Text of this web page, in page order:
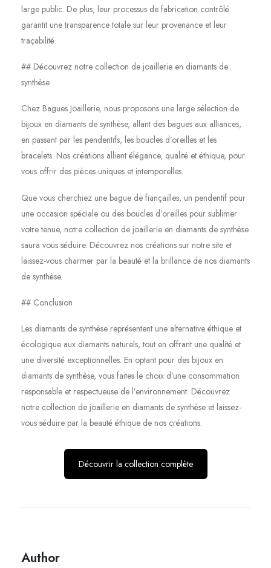
large public. De plus, leur processus de fabrication contrôlé
garantit une transparence totale sur leur provenance et leur
traçabilité.
## Découvrez notre collection de joaillerie en diamants de
synthèse
Chez Bagues Joaillerie, nous proposons une large sélection de
bijoux en diamants de synthèse, allant des bagues aux alliances,
en passant par les pendentifs, les boucles d’oreilles et les
bracelets. Nos créations allient élégance, qualité et éthique, pour
vous offrir des pièces uniques et intemporelles.
Que vous cherchiez une bague de fiançailles, un pendentif pour
une occasion spéciale ou des boucles d’oreilles pour sublimer
votre tenue, notre collection de joaillerie en diamants de synthèse
saura vous séduire. Découvrez nos créations sur notre site et
laissez-vous charmer par la beauté et la brillance de nos diamants
de synthèse.
## Conclusion
Les diamants de synthèse représentent une alternative éthique et
écologique aux diamants naturels, tout en offrant une qualité et
une diversité exceptionnelles. En optant pour des bijoux en
diamants de synthèse, vous faites le choix d’une consommation
responsable et respectueuse de l’environnement. Découvrez
notre collection de joaillerie en diamants de synthèse et laissez-
vous séduire par la beauté éthique de nos créations.
Découvrir la collection complète
Author